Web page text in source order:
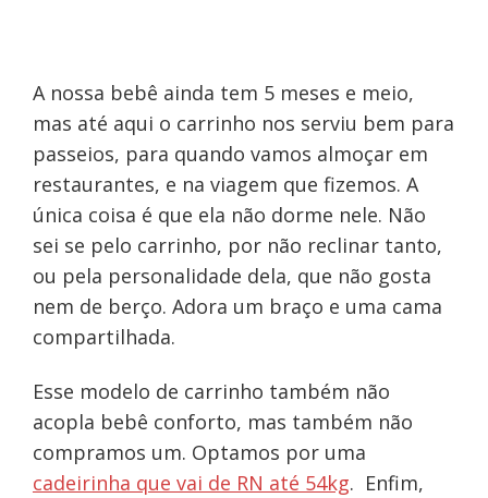
A nossa bebê ainda tem 5 meses e meio,
mas até aqui o carrinho nos serviu bem para
passeios, para quando vamos almoçar em
restaurantes, e na viagem que fizemos. A
única coisa é que ela não dorme nele. Não
sei se pelo carrinho, por não reclinar tanto,
ou pela personalidade dela, que não gosta
nem de berço. Adora um braço e uma cama
compartilhada.
Esse modelo de carrinho também não
acopla bebê conforto, mas também não
compramos um. Optamos por uma
cadeirinha que vai de RN até 54kg. Enfim,